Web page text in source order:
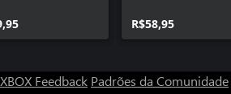
R$58,95
Feedback Padrões da Comunidade